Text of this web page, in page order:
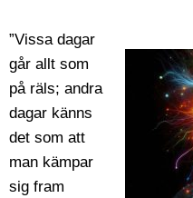
”Vissa dagar
går allt som
på räls; andra
dagar känns
det som att
man kämpar
sig fram